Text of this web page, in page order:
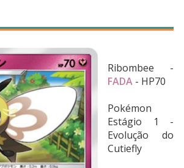
Ribombee -
FADA - HP70
Pokémon
Estágio 1 -
Evolução do
Cutiefly